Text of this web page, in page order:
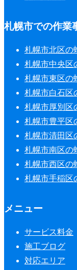
札幌市での作業
札幌市北区の
札幌市中央区
札幌市東区の
札幌市白石区
札幌市厚別区
札幌市豊平区
札幌市清田区
札幌市南区の
札幌市西区の
札幌市手稲区
メニュー
サービス料金
施工ブログ
対応エリア